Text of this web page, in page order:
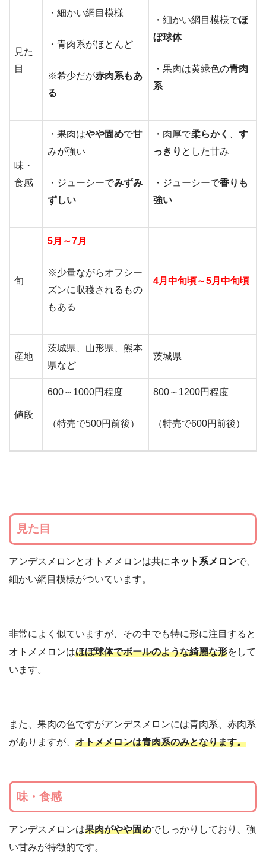
見た
目
・細かい網目模様
・青肉系がほとんど
※希少だが赤肉系もあ
る
・細かい網目模様でほ
ぼ球体
・果肉は黄緑色の青肉
系
味・
食感
・果肉はやや固めで甘
みが強い
・ジューシーでみずみ
ずしい
・肉厚で柔らかく
す
っきり とした甘み
・ジューシーで香りも
強い
旬
5月～7月
※少量ながらオフシー
ズンに収穫されるもの
もある
4月中旬頃～5月中旬頃
産地
茨城県、山形県、熊本
県など
茨城県
値段
600～1000円程度
（特売で500円前後）
800～1200円程度
（特売で600円前後）
見た目
アンデスメロンとオトメメロンは共にネット系メロンで、
細かい網目模様がついています。
非常によく似ていますが、その中でも特に形に注目すると
オトメメロンはほぼ球体でボールのような綺麗な形をして
います。
また、果肉の色ですがアンデスメロンには青肉系、赤肉系
がありますが、 オトメメロンは青肉系のみとなります。
味・食感
アンデスメロンは果肉がやや固めでしっかりしており、強
い甘みが特徴的です。